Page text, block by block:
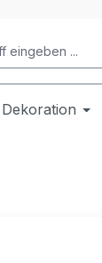
Dekoration